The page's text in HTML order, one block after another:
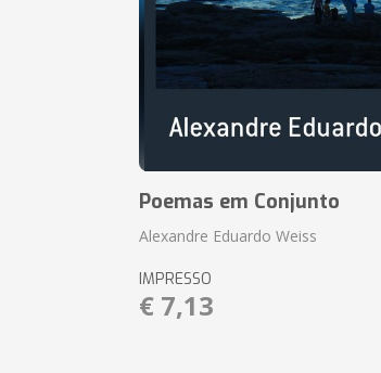
Poemas em Conjunto
Alexandre Eduardo Weiss
IMPRESSO
€ 7,13